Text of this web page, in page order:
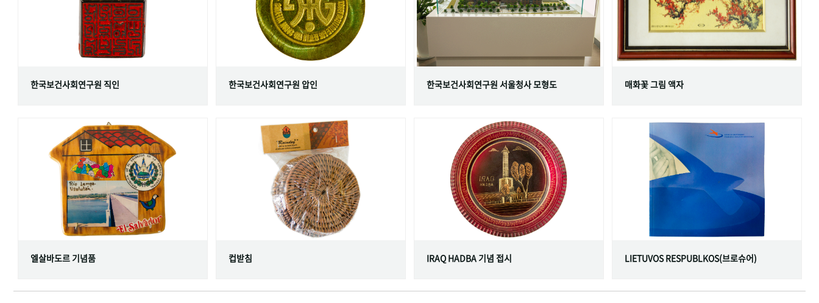
한국보건사회연구원 직인 한국보건사회연구원 압인 한국보건사회연구원 서울청사 모형도 매화꽃 그림 액자
엘살바도르 기념품 컵받침 IRAQ HADBA 기념 접시 LIETUVOS RESPUBLKOS(브로슈어)